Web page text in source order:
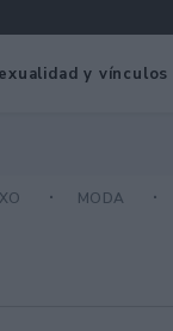
y vínculos
MODA